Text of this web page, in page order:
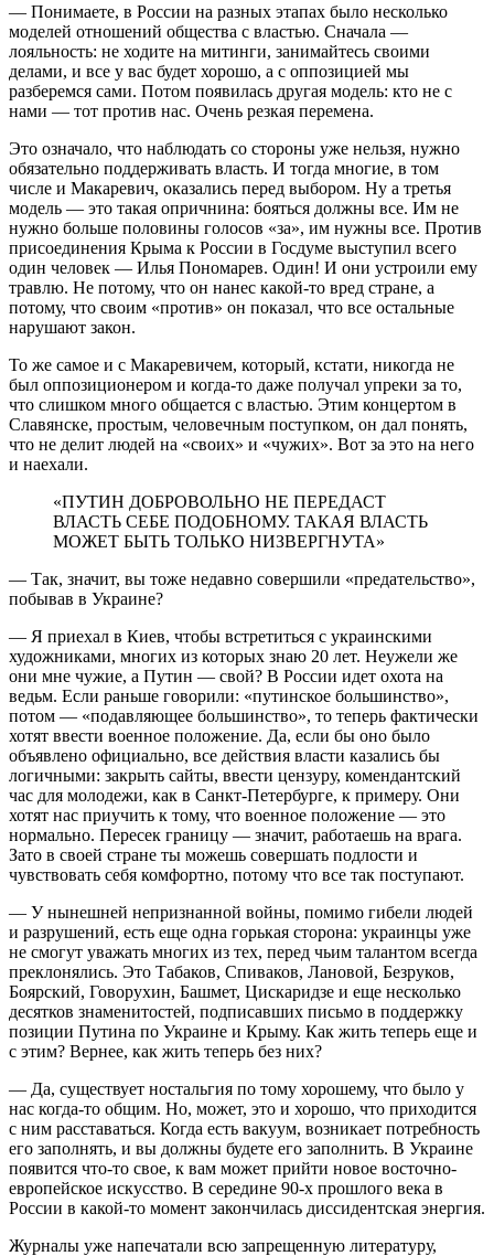
— Понимаете, в России на разных этапах было несколько
моделей отношений общества с властью. Сначала —
лояльность: не ходите на митинги, занимайтесь своими
делами, и все у вас будет хорошо, а с оппозицией мы
разберемся сами. Потом появилась другая модель: кто не с
нами — тот против нас. Очень резкая перемена.
Это означало, что наблюдать со стороны уже нельзя, нужно
обязательно поддерживать власть. И тогда многие, в том
числе и Макаревич, оказались перед выбором. Ну а третья
модель — это такая опричнина: бояться должны все. Им не
нужно больше половины голосов «за», им нужны все. Против
присоединения Крыма к России в Госдуме выступил всего
один человек — Илья Пономарев. Один! И они устроили ему
травлю. Не потому, что он нанес какой-то вред стране, а
потому, что своим «против» он по­казал, что все остальные
нарушают закон.
То же самое и с Макаревичем, который, кстати, никогда не
был оппозиционером и когда-то даже получал упреки за то,
что слишком много общается с властью. Этим концертом в
Славянске, простым, человечным поступком, он дал понять,
что не делит людей на «своих» и «чужих». Вот за это на него
и наехали.
«ПУТИН ДОБРОВОЛЬНО НЕ ПЕРЕДАСТ
ВЛАСТЬ СЕБЕ ПОДОБНОМУ. ТАКАЯ ВЛАСТЬ
МОЖЕТ БЫТЬ ТОЛЬКО НИЗВЕРГНУТА»
— Так, значит, вы тоже недавно совершили «предательство»,
побывав в Украине?
— Я приехал в Киев, чтобы встретиться с украинскими
художниками, многих из которых знаю 20 лет. Неужели же
они мне чужие, а Путин — свой? В России идет охота на
ведьм. Если раньше говорили: «путинское большинство»,
потом — «подавляющее большинство», то теперь фактически
хотят ввести военное положение. Да, если бы оно было
объявлено официально, все действия власти казались бы
логичными: закрыть сайты, ввести цензуру, комендантский
час для молодежи, как в Санкт-Петербурге, к примеру. Они
хотят нас приучить к тому, что военное положение — это
нормально. Пересек границу — значит, работаешь на врага.
Зато в своей стране ты можешь совершать подлости и
чувствовать себя комфортно, потому что все так поступают.
— У нынешней непризнанной войны, помимо гибели людей
и разрушений, есть еще одна горькая сторона: украинцы уже
не смогут уважать многих из тех, перед чьим талантом всегда
преклонялись. Это Табаков, Спиваков, Лановой, Безруков,
Боярский, Говорухин, Башмет, Цискаридзе и еще несколько
десятков знаменитостей, подписавших письмо в поддержку
позиции Путина по Украине и Крыму. Как жить теперь еще и
с этим? Вернее, как жить теперь без них?
— Да, существует ностальгия по тому хорошему, что было у
нас когда-то общим. Но, может, это и хорошо, что приходится
с ним расставаться. Когда есть вакуум, возникает потребность
его заполнять, и вы должны будете его заполнить. В Украине
появится что-то свое, к вам может прийти новое восточно-
европейское искусство. В середине 90-х прошлого века в
России в какой-то момент закончилась диссидентская энергия.
Журналы уже напечатали всю запрещенную литературу,